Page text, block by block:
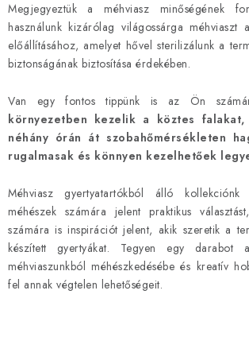
Megjegyeztük a méhviasz minőségének
használunk kizárólag világossárga méhviaszt
előállításához, amelyet hővel sterilizálunk a
biztonságának biztosítása érdekében.
Van egy fontos tippünk is az Ön
környezetben kezelik a köztes
néhány órán át szobahőmérsékleten
rugalmasak és könnyen kezelhetőek
Méhviasz gyertyatartókból álló
méhészek számára jelent praktikus
számára is inspirációt jelent, akik szeretik a
készített gyertyákat. Tegyen egy darabot
méhviaszunkból méhészkedésébe és kreatív
fel annak végtelen lehetőségeit.